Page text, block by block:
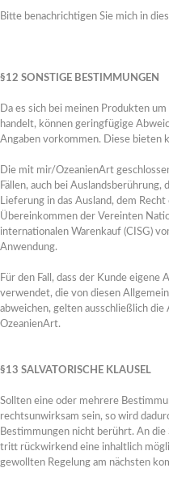
Kundenaufträge
Bitte benachrichtigen Sie mich in
§12 SONSTIGE BESTIMMUNGEN
Da es sich bei meinen Produkten
handelt, können geringfügige
Angaben vorkommen. Diese bieten
Die mit mir/OzeanienArt
Fällen, auch bei
Lieferung in das Ausland, dem
Übereinkommen der Vereinten
internationalen Warenkauf (CISG)
Anwendung.
Für den Fall, dass der Kunde eigene
verwendet, die von diesen
abweichen, gelten ausschließlich
OzeanienArt.
§13 SALVATORISCHE KLAUSEL
Sollten eine oder mehrere
rechtsunwirksam sein, so wird
Bestimmungen nicht berührt. An
tritt rückwirkend eine inhaltlich
gewollten Regelung am nächsten